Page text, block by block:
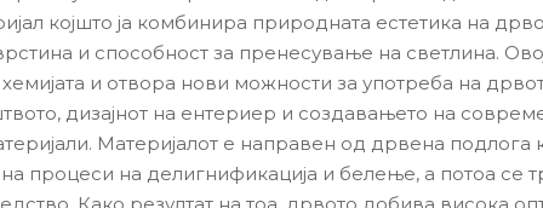
којшто ја комбинира природната естетика на
и способност за пренесување на светлина.
и отвора нови можности за употреба на
дизајнот на ентериер и создавањето на
Материјалот е направен од дрвена подлога
процеси на делигнификација и белење, а потоа се